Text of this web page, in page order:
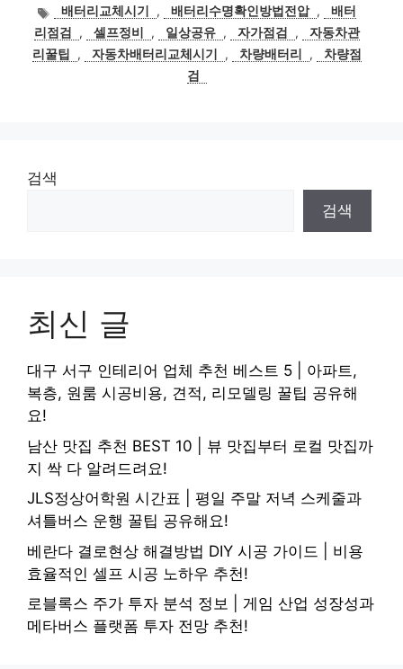
태
그
배터리교체시기 , 배터리수명확인방법전압 ,
배터
리점검
, 셀프정비 , 일상공유 , 자가점검 ,
자동차관
리꿀팁
, 자동차배터리교체시기 , 차량배터리 ,
차량점
검
검색
검색
최신 글
대구 서구 인테리어 업체 추천 베스트 5 | 아파트,
복층, 원룸 시공비용, 견적, 리모델링 꿀팁 공유해
요!
남산 맛집 추천 BEST 10 | 뷰 맛집부터 로컬 맛집까
지 싹 다 알려드려요!
JLS정상어학원 시간표 | 평일 주말 저녁 스케줄과
셔틀버스 운행 꿀팁 공유해요!
베란다 결로현상 해결방법 DIY 시공 가이드 | 비용
효율적인 셀프 시공 노하우 추천!
로블록스 주가 투자 분석 정보 | 게임 산업 성장성과
메타버스 플랫폼 투자 전망 추천!